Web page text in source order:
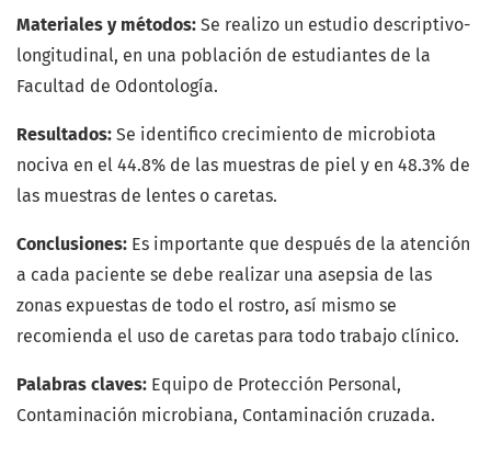
Materiales y métodos: Se realizo un estudio descriptivo-
longitudinal, en una población de estudiantes de la
Facultad de Odontología.
Resultados: Se identifico crecimiento de microbiota
nociva en el 44.8% de las muestras de piel y en 48.3% de
las muestras de lentes o caretas.
Conclusiones: Es importante que después de la atención
a cada paciente se debe realizar una asepsia de las
zonas expuestas de todo el rostro, así mismo se
recomienda el uso de caretas para todo trabajo clínico.
Palabras claves: Equipo de Protección Personal,
Contaminación microbiana, Contaminación cruzada.